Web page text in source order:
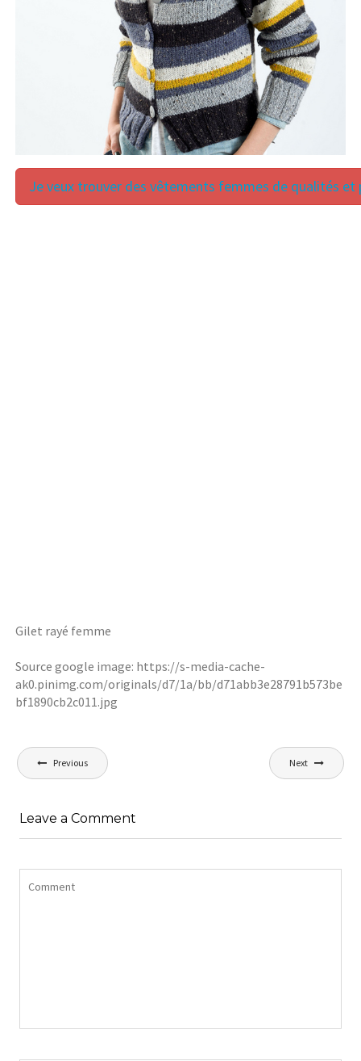
Je veux trouver des vêtements femmes de qualités et
Gilet rayé femme
Source google image: https://s-media-cache-
ak0.pinimg.com/originals/d7/1a/bb/d71abb3e28791b573be
bf1890cb2c011.jpg
Navigation
de
Previous Next
Leave a Comment